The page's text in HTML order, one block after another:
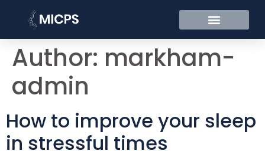
Author: markham-
admin
How to improve your sleep
in stressful times